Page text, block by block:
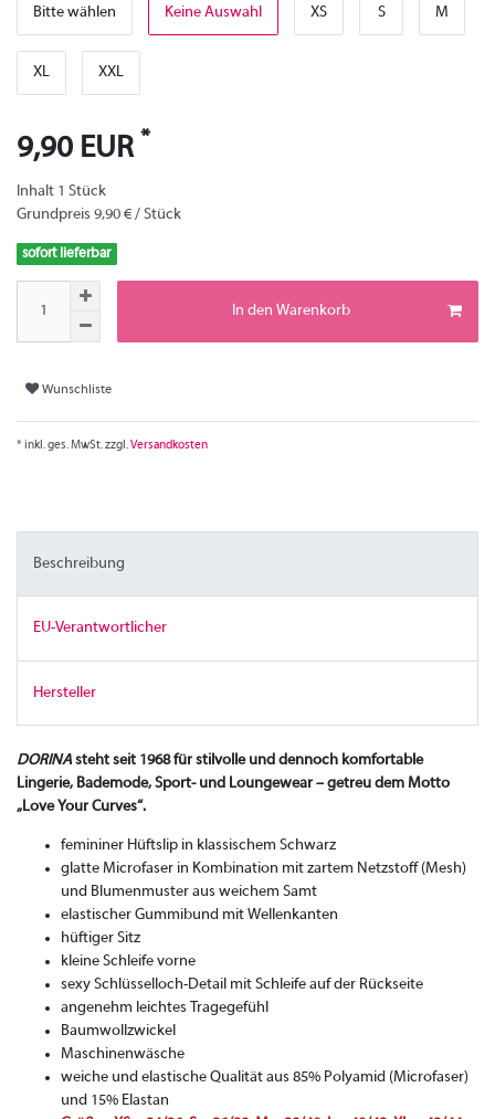
Bitte wählen Keine Auswahl XS S M
XL XXL
9,90 EUR *
Inhalt 1 Stück
Grundpreis 9,90 € / Stück
sofort lieferbar
In den Warenkorb
Wunschliste
* inkl. ges. MwSt. zzgl.Versandkosten
Beschreibung
EU-Verantwortlicher
Hersteller
DORINAsteht seit 1968 für stilvolle und dennoch komfortable
Lingerie, Bademode, Sport- und Loungewear – getreu dem Motto
„Love Your Curves“.
femininer Hüftslip in klassischem Schwarz
glatte Microfaser in Kombination mit zartem Netzstoff (Mesh)
und Blumenmuster aus weichem Samt
elastischer Gummibund mit Wellenkanten
hüftiger Sitz
kleine Schleife vorne
sexy Schlüsselloch-Detail mit Schleife auf der Rückseite
angenehm leichtes Tragegefühl
Baumwollzwickel
Maschinenwäsche
weiche und elastische Qualität aus 85% Polyamid (Microfaser)
und 15% Elastan